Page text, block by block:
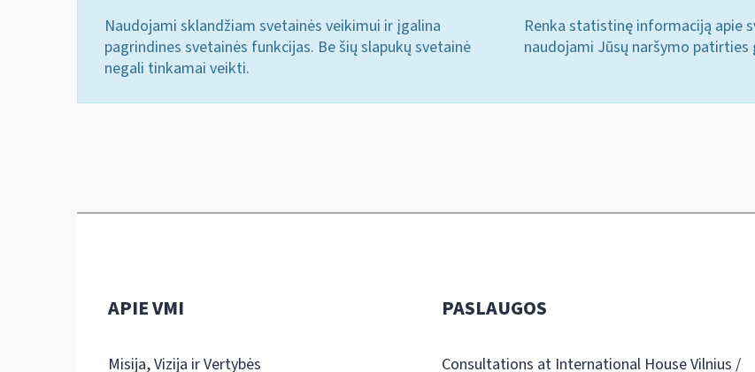
Naudojami sklandžiam svetainės veikimui ir įgalina
pagrindines svetainės funkcijas. Be šių slapukų svetainė
negali tinkamai veikti.
Renka statistinę informaciją apie
naudojami Jūsų naršymo patirties
APIE VMI
Misija, Vizija ir Vertybės
PASLAUGOS
Consultations at International House Vilnius /